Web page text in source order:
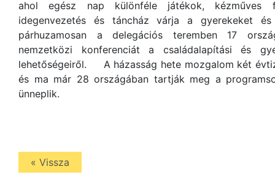
ahol egész nap különféle játékok, kézműves
idegenvezetés és táncház várja a
párhuzamosan a delegációs teremben 17
nemzetközi konferenciát a családalapítási és
lehetőségeiről. A házasság hete mozgalom két
és ma már 28 országában tartják meg a
ünneplik.
« Vissza